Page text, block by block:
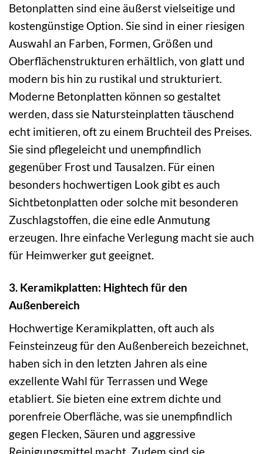
Betonplatten sind eine äußerst vielseitige und
kostengünstige Option. Sie sind in einer riesigen
Auswahl an Farben, Formen, Größen und
Oberflächenstrukturen erhältlich, von glatt und
modern bis hin zu rustikal und strukturiert.
Moderne Betonplatten können so gestaltet
werden, dass sie Natursteinplatten täuschend
echt imitieren, oft zu einem Bruchteil des Preises.
Sie sind pflegeleicht und unempfindlich
gegenüber Frost und Tausalzen. Für einen
besonders hochwertigen Look gibt es auch
Sichtbetonplatten oder solche mit besonderen
Zuschlagstoffen, die eine edle Anmutung
erzeugen. Ihre einfache Verlegung macht sie auch
für Heimwerker gut geeignet.
3. Keramikplatten: Hightech für den
Außenbereich
Hochwertige Keramikplatten, oft auch als
Feinsteinzeug für den Außenbereich bezeichnet,
haben sich in den letzten Jahren als eine
exzellente Wahl für Terrassen und Wege
etabliert. Sie bieten eine extrem dichte und
porenfreie Oberfläche, was sie unempfindlich
gegen Flecken, Säuren und aggressive